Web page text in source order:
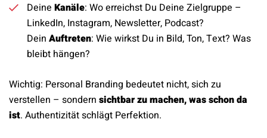
Deine Kanäle: Wo erreichst Du Deine Zielgruppe –
LinkedIn, Instagram, Newsletter, Podcast?
Dein Auftreten: Wie wirkst Du in Bild, Ton, Text? Was
bleibt hängen?
Wichtig: Personal Branding bedeutet nicht, sich zu
verstellen – sondern sichtbar zu machen, was schon da
ist. Authentizität schlägt Perfektion.